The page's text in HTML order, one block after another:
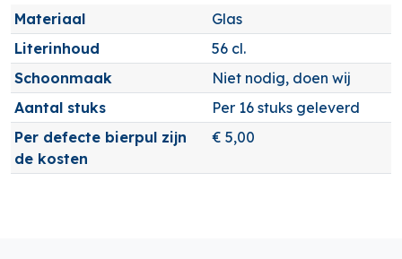
Materiaal
Glas
Literinhoud
56 cl.
Schoonmaak
Niet nodig, doen wij
Aantal stuks
Per 16 stuks geleverd
Per defecte bierpul zijn
de kosten
€ 5,00